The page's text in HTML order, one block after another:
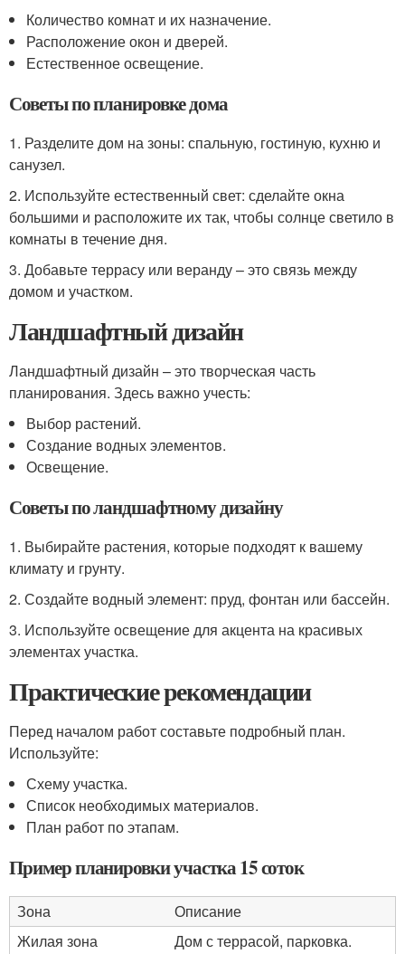
Количество комнат и их назначение.
Расположение окон и дверей.
Естественное освещение.
Советы по планировке дома
1. Разделите дом на зоны: спальную, гостиную, кухню и
санузел.
2. Используйте естественный свет: сделайте окна
большими и расположите их так, чтобы солнце светило в
комнаты в течение дня.
3. Добавьте террасу или веранду – это связь между
домом и участком.
Ландшафтный дизайн
Ландшафтный дизайн – это творческая часть
планирования. Здесь важно учесть:
Выбор растений.
Создание водных элементов.
Освещение.
Советы по ландшафтному дизайну
1. Выбирайте растения, которые подходят к вашему
климату и грунту.
2. Создайте водный элемент: пруд, фонтан или бассейн.
3. Используйте освещение для акцента на красивых
элементах участка.
Практические рекомендации
Перед началом работ составьте подробный план.
Используйте:
Схему участка.
Список необходимых материалов.
План работ по этапам.
Пример планировки участка 15 соток
Зона
Описание
Жилая зона
Дом с террасой, парковка.